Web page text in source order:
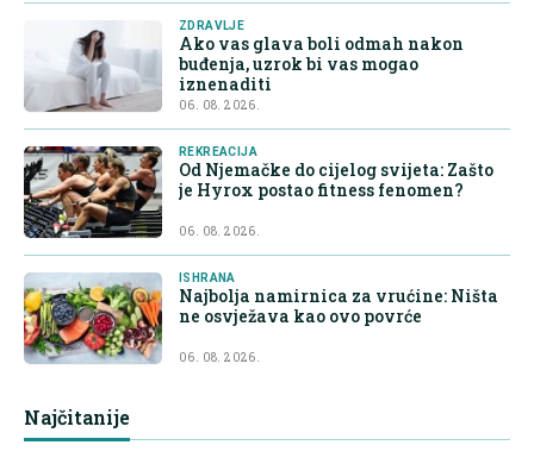
ZDRAVLJE
Ako vas glava boli odmah nakon
buđenja, uzrok bi vas mogao
iznenaditi
06. 08. 2026.
REKREACIJA
Od Njemačke do cijelog svijeta: Zašto
je Hyrox postao fitness fenomen?
06. 08. 2026.
ISHRANA
Najbolja namirnica za vrućine: Ništa
ne osvježava kao ovo povrće
06. 08. 2026.
Najčitanije